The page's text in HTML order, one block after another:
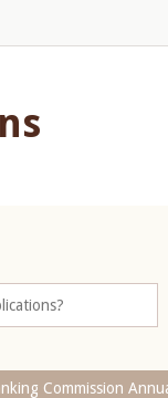
Commission